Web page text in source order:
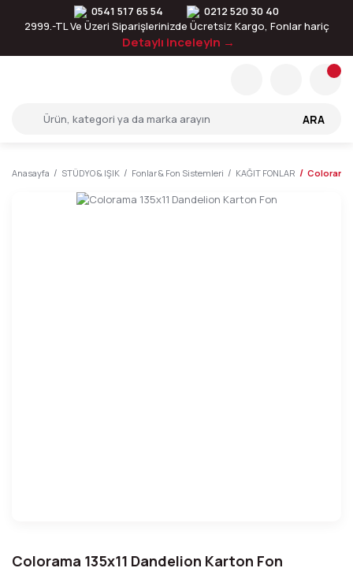
0541 517 65 54
0212 520 30 40
2999.-TL Ve Üzeri Siparişlerinizde Ücretsiz Kargo, Fonlar hariç
Detaylı inceleyin →
ARA
Anasayfa STÜDYO & IŞIK Fonlar & Fon Sistemleri KAĞIT FONLAR Colorama
Colorama 135x11 Dandelion Karton Fon